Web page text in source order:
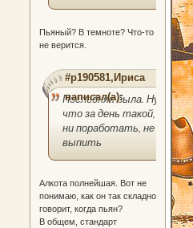
Пьяный? В темноте? Что-то
не верится.
#p190581,Ириса
написал(а):
Последняя была. Ну
что за день такой,
ни поработать, не
выпить
Алкота полнейшая. Вот не
понимаю, как он так складно
говорит, когда пьян?
В общем, стандарт